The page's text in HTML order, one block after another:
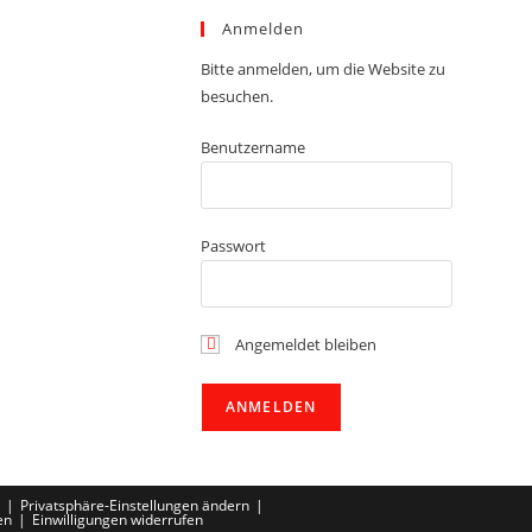
Anmelden
Bitte anmelden, um die Website zu
besuchen.
Benutzername
Passwort
Angemeldet bleiben
Privatsphäre-Einstellungen ändern
Einwilligungen widerrufen